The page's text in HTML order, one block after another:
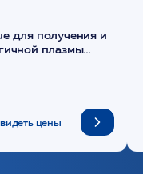
для получения и
плазмы
Case
цены